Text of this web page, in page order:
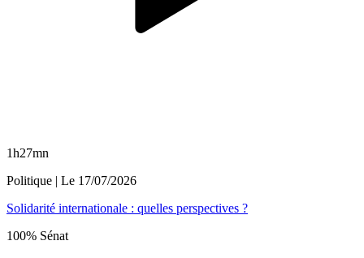
1h27mn
Politique | Le 17/07/2026
Solidarité internationale : quelles perspectives ?
100% Sénat